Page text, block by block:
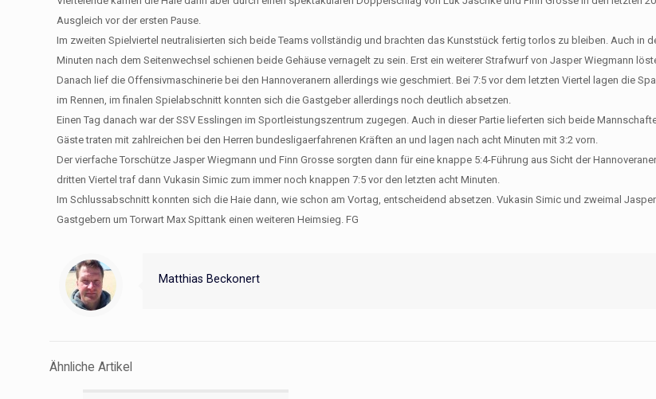
Ausgleich vor der ersten Pause.
Im zweiten Spielviertel neutralisierten sich beide Teams vollständig und brachten das Kunststück fertig torlos zu bleiben. Auch in
Minuten nach dem Seitenwechsel schienen beide Gehäuse vernagelt zu sein. Erst ein weiterer Strafwurf von Jasper Wiegmann
Danach lief die Offensivmaschinerie bei den Hannoveranern allerdings wie geschmiert. Bei 7:5 vor dem letzten Viertel lagen die
im Rennen, im finalen Spielabschnitt konnten sich die Gastgeber allerdings noch deutlich absetzen.
Einen Tag danach war der SSV Esslingen im Sportleistungszentrum zugegen. Auch in dieser Partie lieferten sich beide
Gäste traten mit zahlreichen bei den Herren bundesligaerfahrenen Kräften an und lagen nach acht Minuten mit 3:2 vorn.
Der vierfache Torschütze Jasper Wiegmann und Finn Grosse sorgten dann für eine knappe 5:4-Führung aus Sicht der
dritten Viertel traf dann Vukasin Simic zum immer noch knappen 7:5 vor den letzten acht Minuten.
Im Schlussabschnitt konnten sich die Haie dann, wie schon am Vortag, entscheidend absetzen. Vukasin Simic und zweimal
Gastgebern um Torwart Max Spittank einen weiteren Heimsieg. FG
Matthias Beckonert
Ähnliche Artikel